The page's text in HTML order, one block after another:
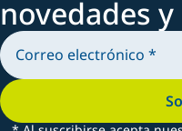
novedades